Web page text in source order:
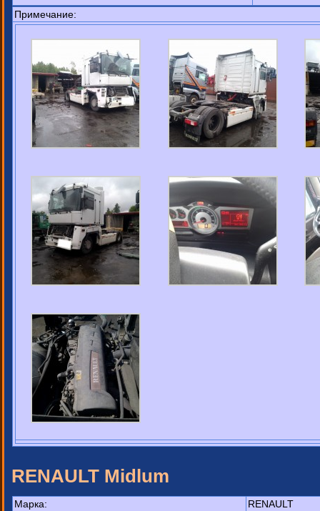
Примечание:
RENAULT Midlum
Марка: RENAULT